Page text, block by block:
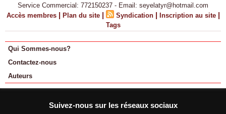
Service Commercial: 772150237 - Email: seyelatyr@hotmail.com
Accès membres | Plan du site | Syndication | Inscription au site |
Tags
Qui Sommes-nous?
Contactez-nous
Auteurs
Suivez-nous sur les réseaux sociaux